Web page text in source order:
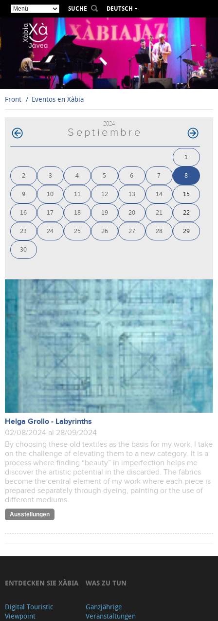
SUCHE
DEUTSCH
ESPAÑOL
VALENCIÀ
FRANÇAIS
РУССКИЙ
Front Eventos en Xàbia
2024
Septiembre
1
2 3 4 5 6 7 8
9 10 11 12 13 14 15
16 17 18 19 20 21 22
23 24 25 26 27 28 29
30
Helga Grollo - Labyrinths
02/08/2024 al 28/09/2024
By choosing these old textiles as the basis for my work, I take
on the challenge of elevating them to a new category. It is a
process where finding “beauty” in imperfection helps me
discover the artistic potential in the discarded. The fabrics
become the central element of my work where each piece is
prepared separately through dyeing, painting or the use of
different mediums.
Ausstellungen
ENTDECKEN SIE XÀBIA
Digital Touristic
Viewpoint
WAS ZU TUN
Ganzjährige
Veranstaltungen